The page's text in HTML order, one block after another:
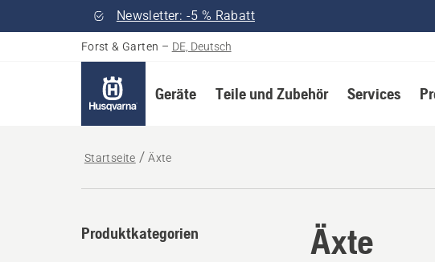
Newsletter: -5 % Rabatt
Forst & Garten – DE, Deutsch
Geräte Teile und Zubehör Services
Startseite Äxte
Äxte
Produktkategorien